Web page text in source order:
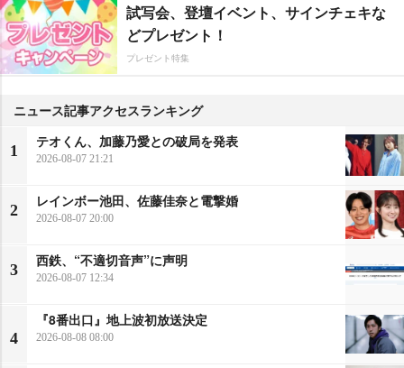
試写会、登壇イベント、サインチェキな
どプレゼント！
プレゼント特集
ニュース記事アクセスランキング
1
テオくん、加藤乃愛との破局を発表
2026-08-07 21:21
2
レインボー池田、佐藤佳奈と電撃婚
2026-08-07 20:00
3
西鉄、“不適切音声”に声明
2026-08-07 12:34
4
『8番出口』地上波初放送決定
2026-08-08 08:00